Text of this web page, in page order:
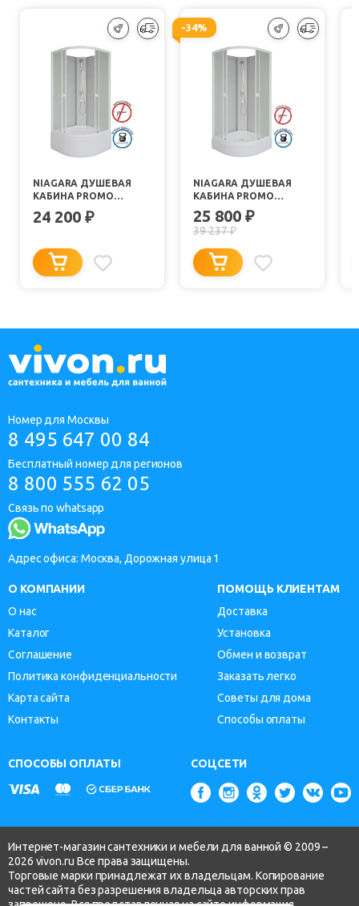
NIAGARA ДУШЕВАЯ
КАБИНА PROMO
P80/40/MT/BK
24 200 ₽
-34%
NIAGARA ДУШЕВАЯ
КАБИНА PROMO
P90/26/MT/BK
25 800 ₽
39 237₽
Номер для Москвы
8 495 647 00 84
Бесплатный номер для регионов
8 800 555 62 05
Связь по whatsapp
Адрес офиса: Москва, Дорожная улица 1
О КОМПАНИИ
О нас
Каталог
Соглашение
Политика конфиденциальности
Карта сайта
Контакты
ПОМОЩЬ КЛИЕНТАМ
Доставка
Установка
Обмен и возврат
Заказать легко
Советы для дома
Способы оплаты
СПОСОБЫ ОПЛАТЫ СОЦСЕТИ
Интернет-магазин сантехники и мебели для ванной © 2009 –
2026 vivon.ru Все права защищены.
Торговые марки принадлежат их владельцам. Копирование
частей сайта без разрешения владельца авторских прав